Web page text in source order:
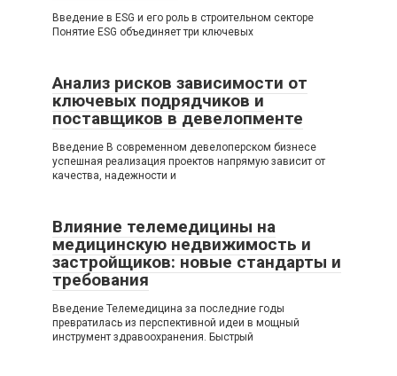
Введение в ESG и его роль в строительном секторе
Понятие ESG объединяет три ключевых
Анализ рисков зависимости от
ключевых подрядчиков и
поставщиков в девелопменте
Введение В современном девелоперском бизнесе
успешная реализация проектов напрямую зависит от
качества, надежности и
Влияние телемедицины на
медицинскую недвижимость и
застройщиков: новые стандарты и
требования
Введение Телемедицина за последние годы
превратилась из перспективной идеи в мощный
инструмент здравоохранения. Быстрый